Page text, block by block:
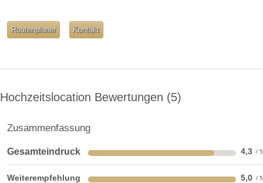
Routenplaner Kontakt
Hochzeitslocation Bewertungen 5
Zusammenfassung
Gesamteindruck 4,3
Weiterempfehlung 5,0